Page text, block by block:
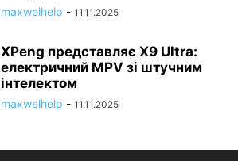
maxwelhelp - 11.11.2025
XPeng представляє X9 Ultra:
електричний MPV зі штучним
інтелектом
maxwelhelp - 11.11.2025